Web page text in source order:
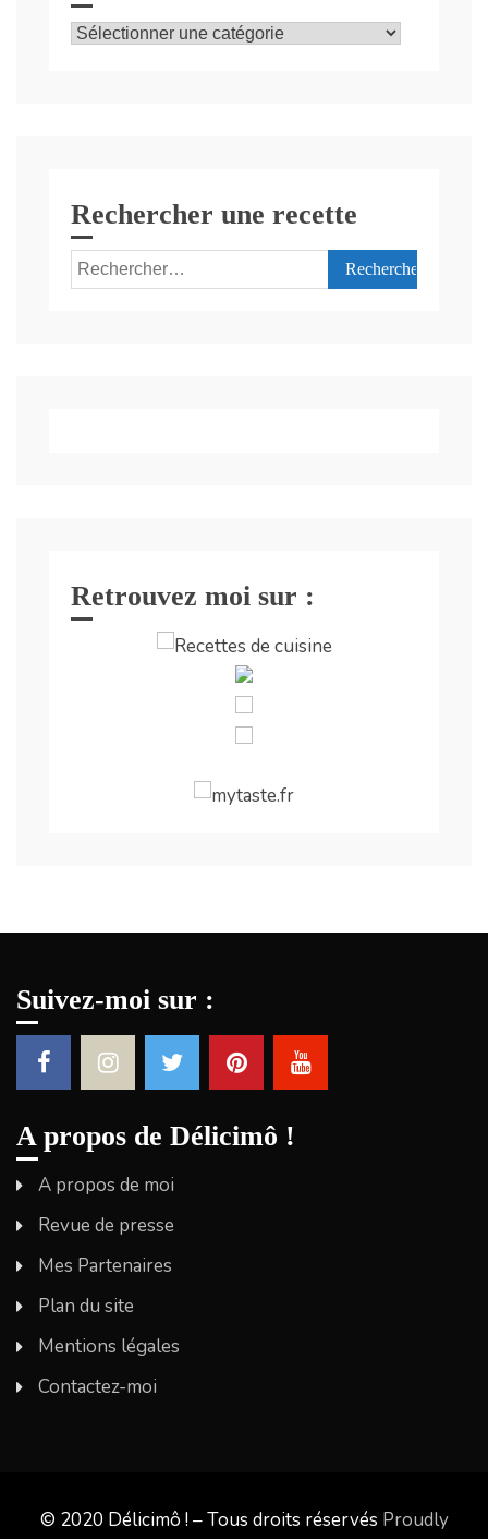
Recettes
Rechercher une recette
Rechercher :
Retrouvez moi sur :
Suivez-moi sur :
A propos de Délicimô !
A propos de moi
Revue de presse
Mes Partenaires
Plan du site
Mentions légales
Contactez-moi
© 2020 Délicimô ! – Tous droits réservés Proudly